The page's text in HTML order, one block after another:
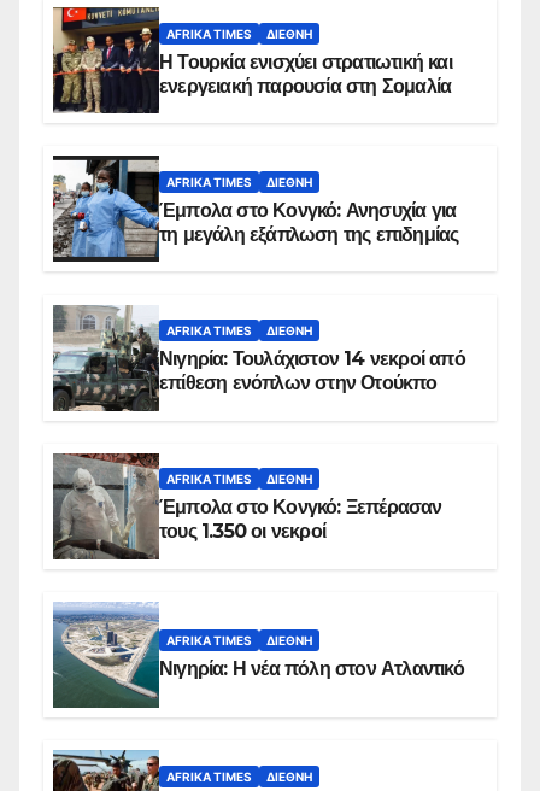
AFRIKA TIMES ΔΙΕΘΝΉ
Η Τουρκία ενισχύει στρατιωτική και
ενεργειακή παρουσία στη Σομαλία
AFRIKA TIMES ΔΙΕΘΝΉ
Έμπολα στο Κονγκό: Ανησυχία για
τη μεγάλη εξάπλωση της επιδημίας
AFRIKA TIMES ΔΙΕΘΝΉ
Νιγηρία: Τουλάχιστον 14 νεκροί από
επίθεση ενόπλων στην Οτούκπο
AFRIKA TIMES ΔΙΕΘΝΉ
Έμπολα στο Κονγκό: Ξεπέρασαν
τους 1.350 οι νεκροί
AFRIKA TIMES ΔΙΕΘΝΉ
Νιγηρία: Η νέα πόλη στον Ατλαντικό
AFRIKA TIMES ΔΙΕΘΝΉ